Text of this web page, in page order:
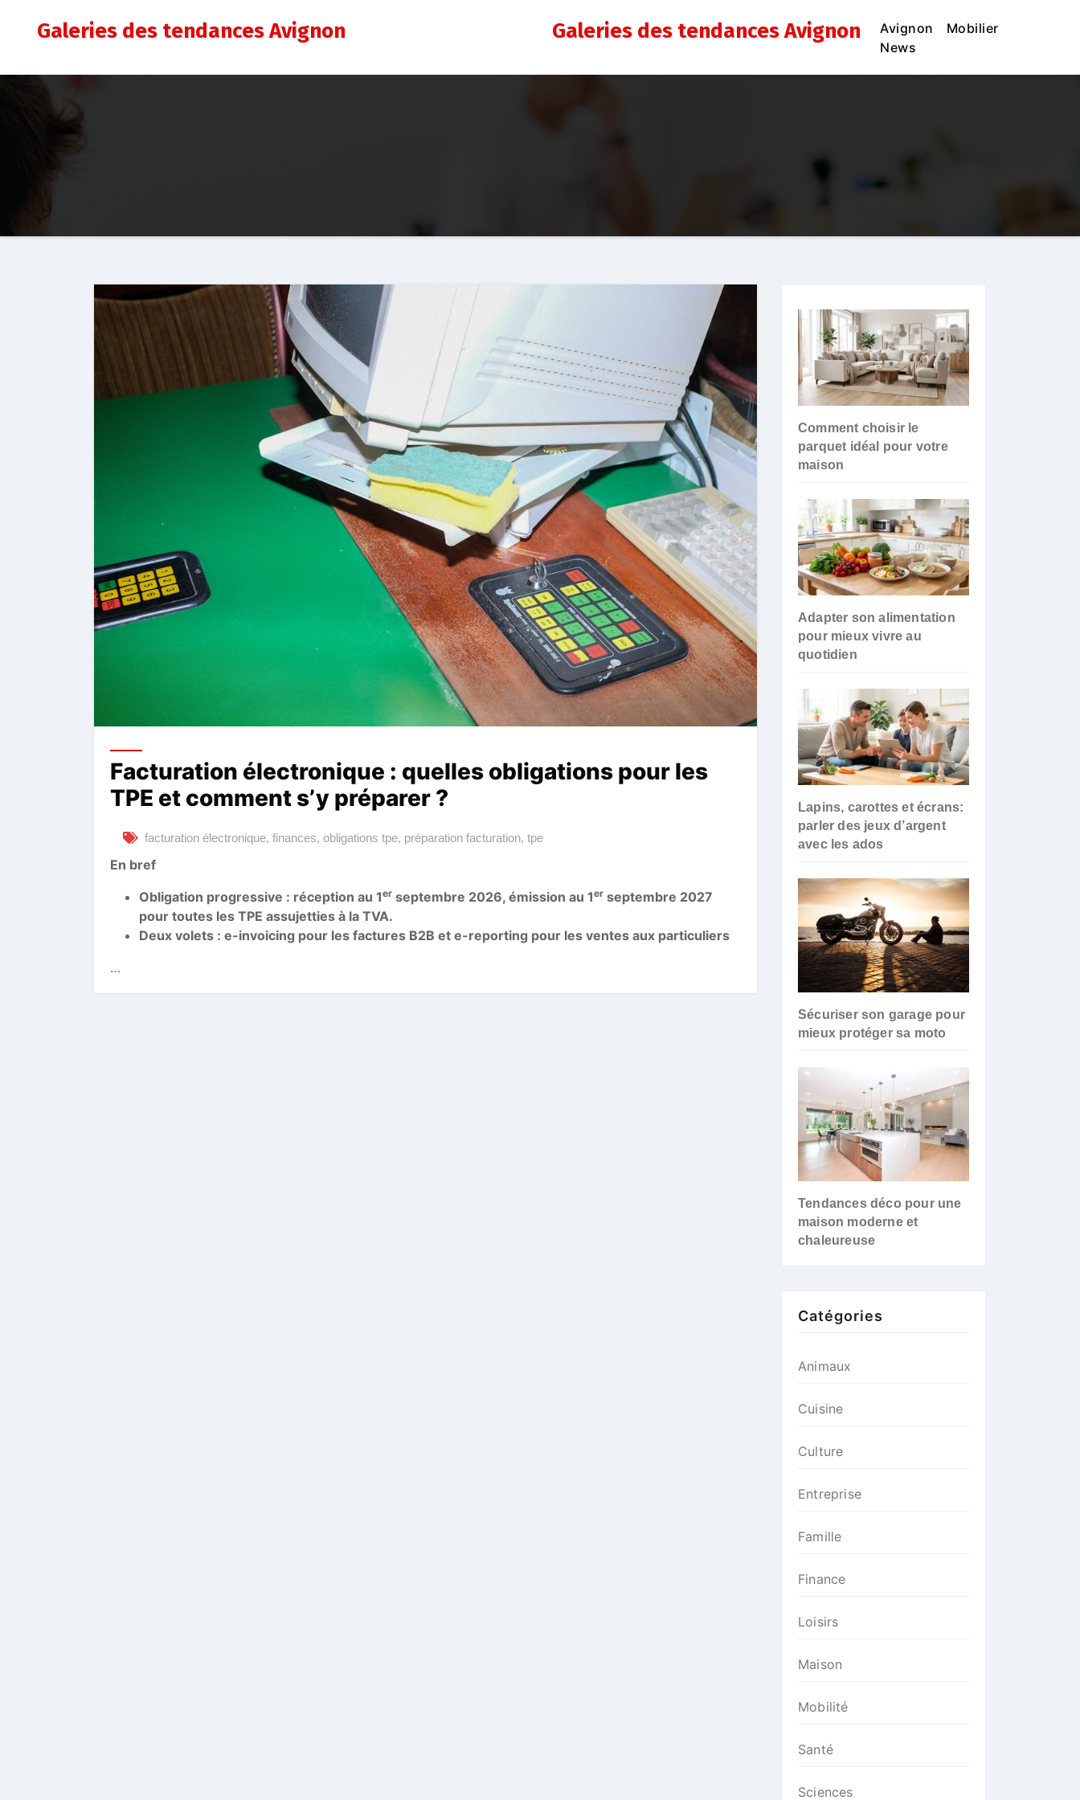
Galeries des tendances Avignon Galeries des tendances Avignon Avignon
Mobilier
News
Facturation électronique : quelles obligations pour les
TPE et comment s’y préparer ?
facturation électronique, finances, obligations tpe, préparation facturation, tpe
En bref
Obligation progressive : réception au 1er septembre 2026, émission au 1er septembre 2027
pour toutes les TPE assujetties à la TVA.
Deux volets : e-invoicing pour les factures B2B et e-reporting pour les ventes aux particuliers
…
Comment choisir le
parquet idéal pour votre
maison
Adapter son alimentation
pour mieux vivre au
quotidien
Lapins, carottes et écrans:
parler des jeux d’argent
avec les ados
Sécuriser son garage pour
mieux protéger sa moto
Tendances déco pour une
maison moderne et
chaleureuse
Catégories
Animaux
Cuisine
Culture
Entreprise
Famille
Finance
Loisirs
Maison
Mobilité
Santé
Sciences